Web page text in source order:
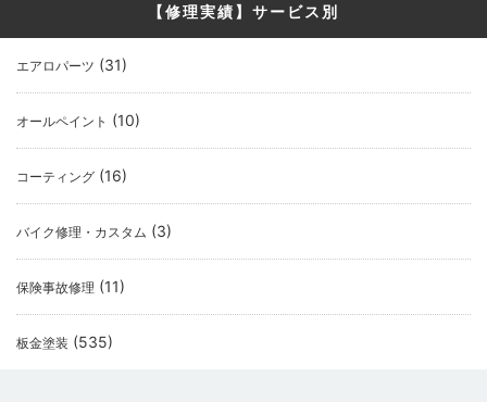
【修理実績】サービス別
エアロパーツ (31)
オールペイント (10)
コーティング (16)
バイク修理・カスタム (3)
保険事故修理 (11)
板金塗装 (535)